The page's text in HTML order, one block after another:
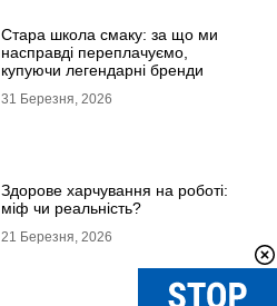
Стара школа смаку: за що ми
насправді переплачуємо,
купуючи легендарні бренди
31 Березня, 2026
Здорове харчування на роботі:
міф чи реальність?
21 Березня, 2026